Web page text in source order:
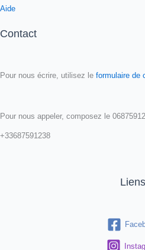
Aide
Contact
Pour nous écrire, utilisez le formulaire de
Pour nous appeler, composez le
+33687591238
Liens